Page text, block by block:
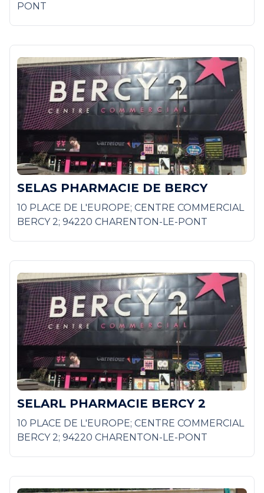
PONT
SELAS PHARMACIE DE BERCY
10 PLACE DE L'EUROPE; CENTRE COMMERCIAL
BERCY 2; 94220 CHARENTON-LE-PONT
SELARL PHARMACIE BERCY 2
10 PLACE DE L'EUROPE; CENTRE COMMERCIAL
BERCY 2; 94220 CHARENTON-LE-PONT